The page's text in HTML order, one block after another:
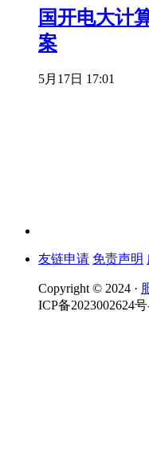
国开电大计
案
5月17日 17:01
友链申请 免责声明
Copyright © 2024 ·
ICP备2023002624号